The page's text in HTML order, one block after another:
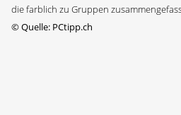
die farblich zu Gruppen
©Quelle: PCtipp.ch